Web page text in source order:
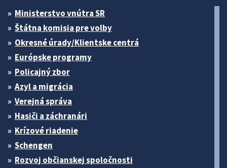
Ministerstvo vnútra SR
Štátna komisia pre volby
Okresné úrady/Klientske centrá
Európske programy
Policajný zbor
Azyl a migrácia
Verejná správa
Hasiči a záchranári
Krízové riadenie
Schengen
Rozvoj občianskej spoločnosti